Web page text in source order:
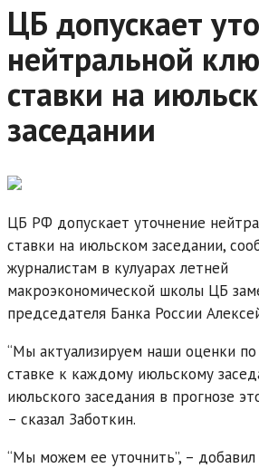
ЦБ допускает
нейтральной
ставки на
заседании
ЦБ РФ допускает уточнение
ставки на июльском заседании,
журналистам в кулуарах летней
макроэкономической школы ЦБ
председателя Банка России
“Мы актуализируем наши оценки
ставке к каждому июльскому
июльского заседания в прогнозе
– сказал Заботкин.
“Мы можем ее уточнить”, – добавил